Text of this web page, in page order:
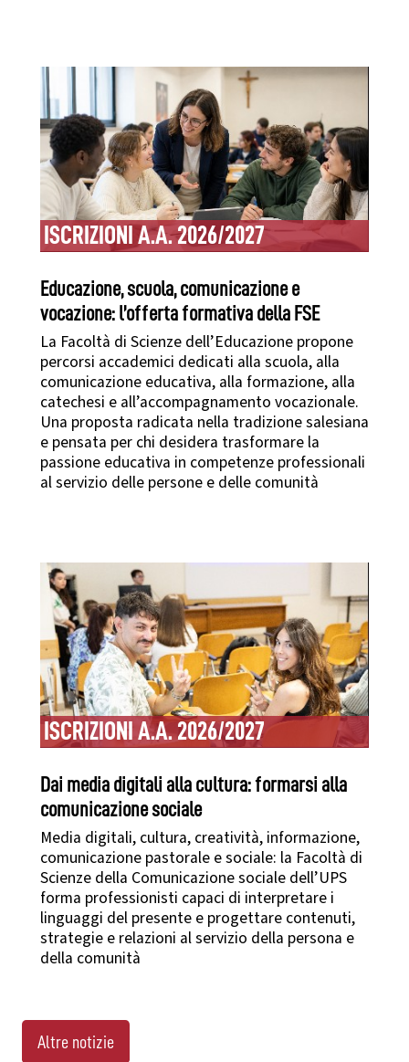
ISCRIZIONI A.A. 2026/2027
Educazione, scuola, comunicazione e
vocazione: l’offerta formativa della FSE
La Facoltà di Scienze dell’Educazione propone
percorsi accademici dedicati alla scuola, alla
comunicazione educativa, alla formazione, alla
catechesi e all’accompagnamento vocazionale.
Una proposta radicata nella tradizione salesiana
e pensata per chi desidera trasformare la
passione educativa in competenze professionali
al servizio delle persone e delle comunità
ISCRIZIONI A.A. 2026/2027
Dai media digitali alla cultura: formarsi alla
comunicazione sociale
Media digitali, cultura, creatività, informazione,
comunicazione pastorale e sociale: la Facoltà di
Scienze della Comunicazione sociale dell’UPS
forma professionisti capaci di interpretare i
linguaggi del presente e progettare contenuti,
strategie e relazioni al servizio della persona e
della comunità
Altre notizie